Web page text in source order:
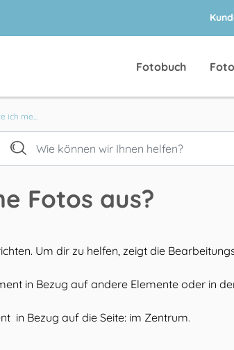
Fotobuch
ich me...
Fotos aus?
Um dir zu helfen, zeigt die
in Bezug auf andere Elemente oder in
in Bezug auf die Seite: im Zentrum.